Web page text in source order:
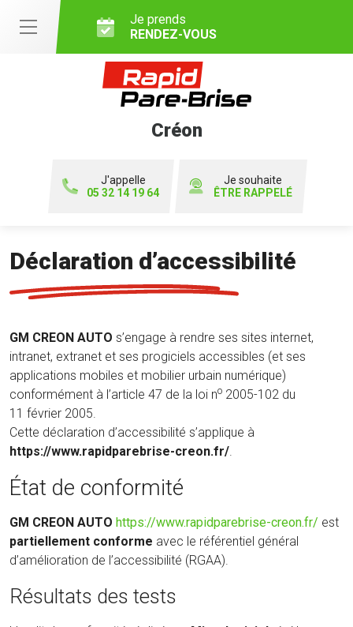
Je prends
RENDEZ-VOUS
Créon
J'appelle
05 32 14 19 64
Je souhaite
ÊTRE RAPPELÉ
Déclaration d’accessibilité
GM CREON AUTO s’engage à rendre ses sites internet,
intranet, extranet et ses progiciels accessibles (et ses
applications mobiles et mobilier urbain numérique)
conformément à l’article 47 de la loi no 2005-102 du
11 février 2005.
Cette déclaration d’accessibilité s’applique à
https://www.rapidparebrise-creon.fr/.
État de conformité
GM CREON AUTO https://www.rapidparebrise-creon.fr/ est
partiellement conforme avec le référentiel général
d’amélioration de l’accessibilité (RGAA).
Résultats des tests